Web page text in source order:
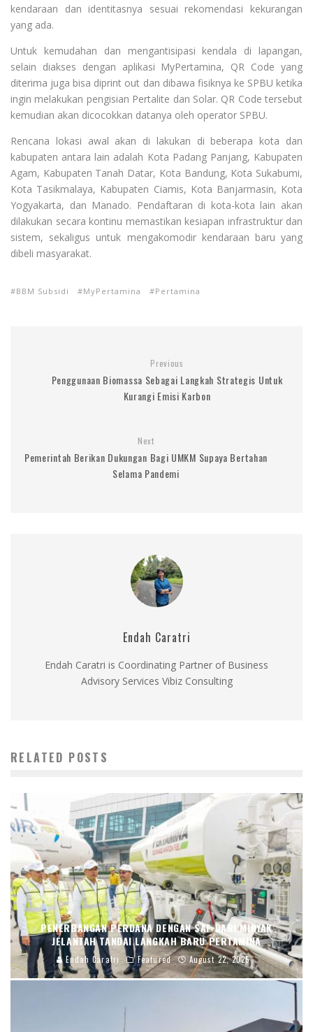
kendaraan dan identitasnya sesuai rekomendasi kekurangan
yang ada.
Untuk kemudahan dan mengantisipasi kendala di lapangan,
selain diakses dengan aplikasi MyPertamina, QR Code yang
diterima juga bisa diprint out dan dibawa fisiknya ke SPBU ketika
ingin melakukan pengisian Pertalite dan Solar. QR Code tersebut
kemudian akan dicocokkan datanya oleh operator SPBU.
Rencana lokasi awal akan di lakukan di beberapa kota dan
kabupaten antara lain adalah Kota Padang Panjang, Kabupaten
Agam, Kabupaten Tanah Datar, Kota Bandung, Kota Sukabumi,
Kota Tasikmalaya, Kabupaten Ciamis, Kota Banjarmasin, Kota
Yogyakarta, dan Manado. Pendaftaran di kota-kota lain akan
dilakukan secara kontinu memastikan kesiapan infrastruktur dan
sistem, sekaligus untuk mengakomodir kendaraan baru yang
dibeli masyarakat.
BBM Subsidi MyPertamina Pertamina
Previous
Penggunaan Biomassa Sebagai Langkah Strategis Untuk
Kurangi Emisi Karbon
Next
Pemerintah Berikan Dukungan Bagi UMKM Supaya Bertahan
Selama Pandemi
Endah Caratri
Endah Caratri is Coordinating Partner of Business
Advisory Services Vibiz Consulting
RELATED POSTS
PENERBANGAN PERDANA DENGAN SAF DARI MINYAK
JELANTAH TANDAI LANGKAH BARU PERTAMINA
Endah Caratri Featured August 22, 2025